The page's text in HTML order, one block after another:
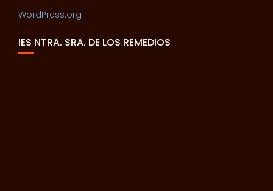
WordPress.org
IES NTRA. SRA. DE LOS REMEDIOS